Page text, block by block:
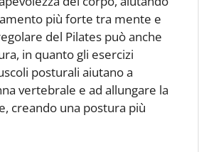
più forte tra mente e
del Pilates può anche
in quanto gli esercizi
posturali aiutano a
vertebrale e ad allungare la
creando una postura più